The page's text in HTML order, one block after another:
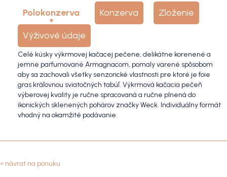
Polokonzerva Konzerva Zloženie
Výživové údaje
Celé kúsky výkrmovej kačacej pečene, delikátne korenené a
jemne parfumované Armagnacom, pomaly varené spôsobom
aby sa zachovali všetky senzorické vlastnosti pre ktoré je foie
gras kráľovnou sviatočných tabúľ. Výkrmová kačacia pečeň
výberovej kvality je ručne spracovaná a ručne plnená do
ikonických sklenených pohárov značky Weck. Individuálny formát
vhodný na okamžité podávanie.
« návrat na ponuku